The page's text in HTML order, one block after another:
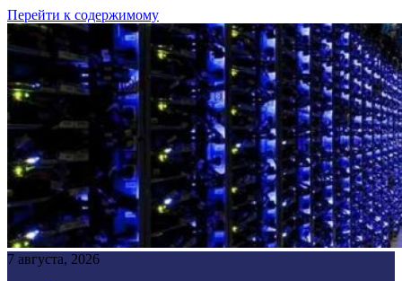
Перейти к содержимому
7 августа, 2026